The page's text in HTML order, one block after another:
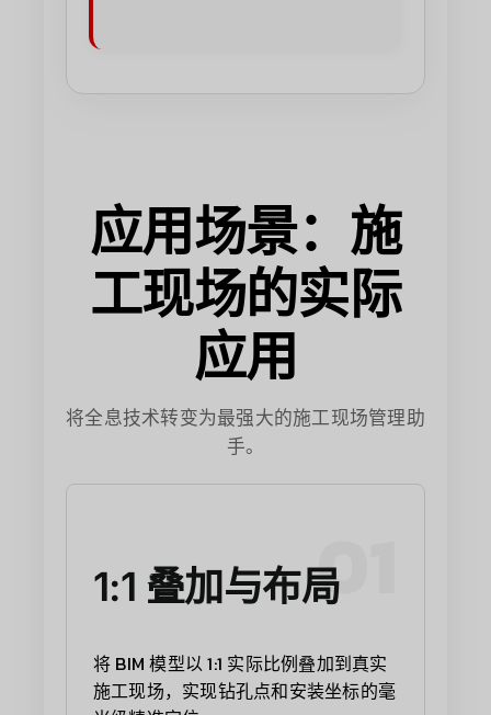
应用场景：施
工现场的实际
应用
将全息技术转变为最强大的施工现场管理助
手。
01
1:1 叠加与布局
将 BIM 模型以 1:1 实际比例叠加到真实
施工现场，实现钻孔点和安装坐标的毫